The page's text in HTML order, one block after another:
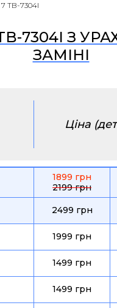
TB-7304I
7304I З
ЗАМІНІ
Ціна
1899 грн
2199 грн
2499 грн
1999 грн
1499 грн
1499 грн